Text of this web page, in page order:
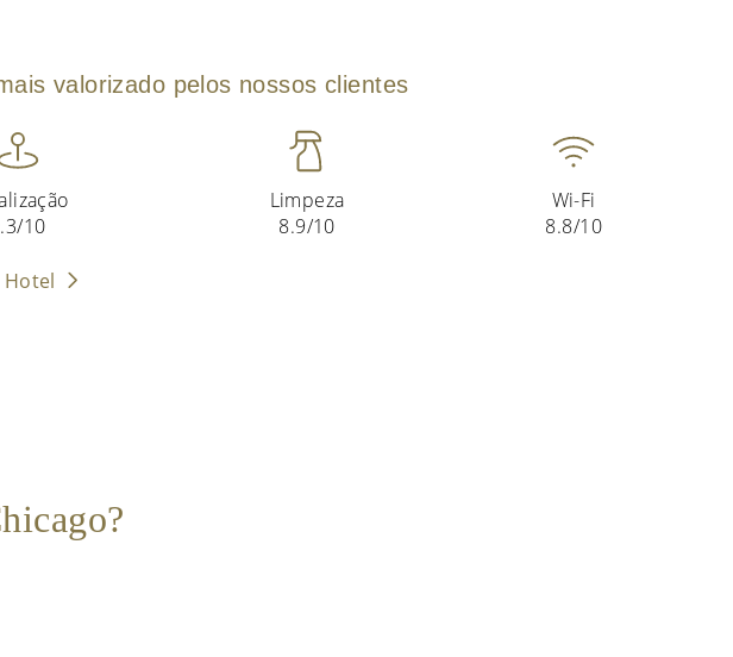
valorizado pelos nossos clientes
10
Limpeza
8.9/10
Wi-Fi
8.8/10